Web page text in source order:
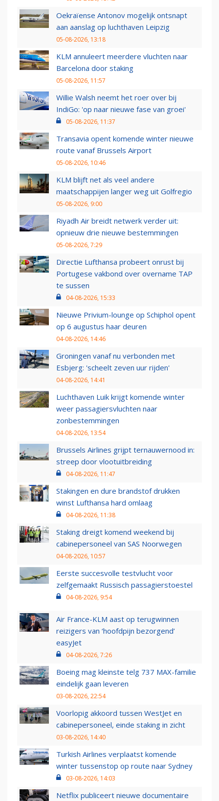
Oekraïense Antonov mogelijk ontsnapt
aan aanslag op luchthaven Leipzig
05-08-2026, 13:18
KLM annuleert meerdere vluchten naar
Barcelona door staking
05-08-2026, 11:57
Willie Walsh neemt het roer over bij
IndiGo: 'op naar nieuwe fase van groei'
05-08-2026, 11:37
Transavia opent komende winter nieuwe
route vanaf Brussels Airport
05-08-2026, 10:46
KLM blijft net als veel andere
maatschappijen langer weg uit Golfregio
05-08-2026, 9:00
Riyadh Air breidt netwerk verder uit:
opnieuw drie nieuwe bestemmingen
05-08-2026, 7:29
Directie Lufthansa probeert onrust bij
Portugese vakbond over overname TAP
te sussen
04-08-2026, 15:33
Nieuwe Privium-lounge op Schiphol opent
op 6 augustus haar deuren
04-08-2026, 14:46
Groningen vanaf nu verbonden met
Esbjerg: 'scheelt zeven uur rijden'
04-08-2026, 14:41
Luchthaven Luik krijgt komende winter
weer passagiersvluchten naar
zonbestemmingen
04-08-2026, 13:54
Brussels Airlines grijpt ternauwernood in:
streep door vlootuitbreiding
04-08-2026, 11:47
Stakingen en dure brandstof drukken
winst Lufthansa hard omlaag
04-08-2026, 11:38
Staking dreigt komend weekend bij
cabinepersoneel van SAS Noorwegen
04-08-2026, 10:57
Eerste succesvolle testvlucht voor
zelfgemaakt Russisch passagierstoestel
04-08-2026, 9:54
Air France-KLM aast op terugwinnen
reizigers van ‘hoofdpijn bezorgend’
easyJet
04-08-2026, 7:26
Boeing mag kleinste telg 737 MAX-familie
eindelijk gaan leveren
03-08-2026, 22:54
Voorlopig akkoord tussen WestJet en
cabinepersoneel, einde staking in zicht
03-08-2026, 14:40
Turkish Airlines verplaatst komende
winter tussenstop op route naar Sydney
03-08-2026, 14:03
Netflix publiceert nieuwe documentaire